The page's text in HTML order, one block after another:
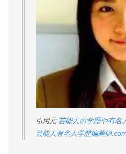
引用元:芸能人の学歴や有名
芸能人有名人学歴偏差値.com